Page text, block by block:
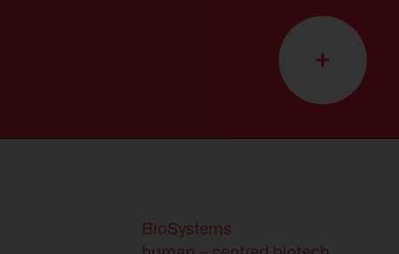
BioSystems